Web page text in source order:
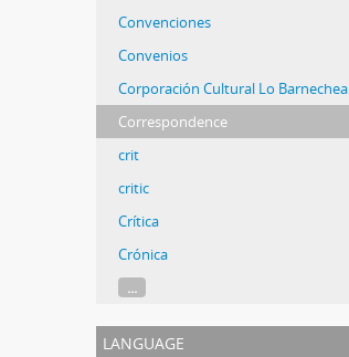
Convenciones
Convenios
Corporación Cultural Lo Barnechea
Correspondence
crit
critic
Crítica
Crónica
...
language